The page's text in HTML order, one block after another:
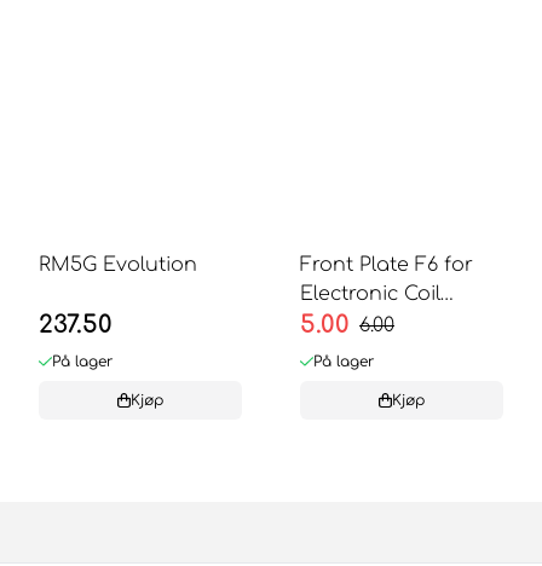
RM5G Evolution
237.50
På lager
Kjøp
Front Plate F6 for
Electronic Coil
Validator
5.00 6.00
På lager
Kjøp